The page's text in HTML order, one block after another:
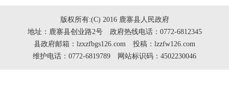
版权所有:(C) 2016 鹿寨县人民政府
地址：鹿寨县创业路2号 政府热线电话：0772-6812345
县政府邮箱：lzxzfbgs126.com 投稿：lzzfw126.com
维护电话：0772-6819789 网站标识码：4502230046